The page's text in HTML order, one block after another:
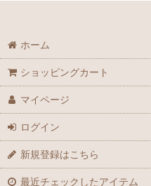
ホーム
ショッピングカート
マイページ
ログイン
新規登録はこちら
最近チェックしたアイテム